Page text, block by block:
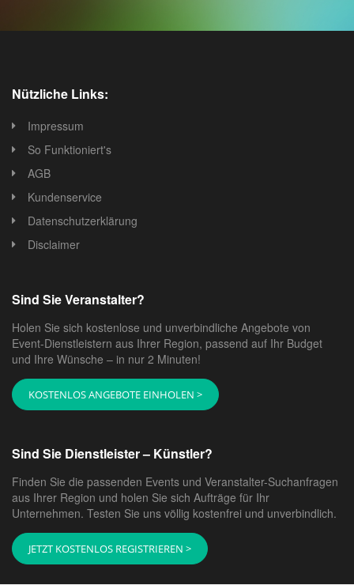
Nützliche Links:
Impressum
So Funktioniert's
AGB
Kundenservice
Datenschutzerklärung
Disclaimer
Sind Sie Veranstalter?
Holen Sie sich kostenlose und unverbindliche Angebote von
Event-Dienstleistern aus Ihrer Region, passend auf Ihr Budget
und Ihre Wünsche – in nur 2 Minuten!
KOSTENLOS ANGEBOTE EINHOLEN >
Sind Sie Dienstleister – Künstler?
Finden Sie die passenden Events und Veranstalter-Suchanfragen
aus Ihrer Region und holen Sie sich Aufträge für Ihr
Unternehmen. Testen Sie uns völlig kostenfrei und unverbindlich.
JETZT KOSTENLOS REGISTRIEREN >